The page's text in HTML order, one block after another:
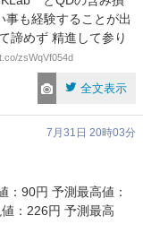
も経験することが出
めず 精進して参り
zsWqVf054d
全文表示
7月31日 20時03分
90円 予測最高値：
：226円 予測最高